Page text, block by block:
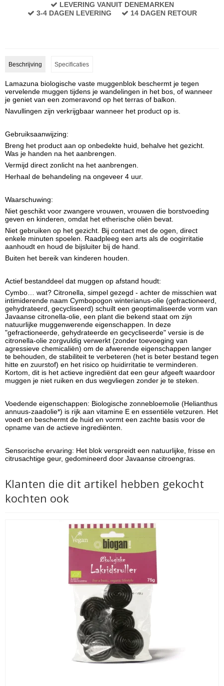
LEVERING VANUIT DENEMARKEN
3-4 DAGEN LEVERING
14 DAGEN RETOUR
Beschrijving Specificaties
Lamazuna biologische vaste muggenblok beschermt je tegen
vervelende muggen tijdens je wandelingen in het bos, of wanneer
je geniet van een zomeravond op het terras of balkon.
Navullingen zijn verkrijgbaar wanneer het product op is.
Gebruiksaanwijzing:
Breng het product aan op onbedekte huid, behalve het gezicht.
Was je handen na het aanbrengen.
Vermijd direct zonlicht na het aanbrengen.
Herhaal de behandeling na ongeveer 4 uur.
Waarschuwing:
Niet geschikt voor zwangere vrouwen, vrouwen die borstvoeding
geven en kinderen, omdat het etherische oliën bevat.
Niet gebruiken op het gezicht. Bij contact met de ogen, direct
enkele minuten spoelen. Raadpleeg een arts als de oogirritatie
aanhoudt en houd de bijsluiter bij de hand.
Buiten het bereik van kinderen houden.
Actief bestanddeel dat muggen op afstand houdt:
Cymbo… wat? Citronella, simpel gezegd - achter de misschien wat
intimiderende naam Cymbopogon winterianus-olie (gefractioneerd,
gehydrateerd, gecycliseerd) schuilt een geoptimaliseerde vorm van
Javaanse citronella-olie, een plant die bekend staat om zijn
natuurlijke muggenwerende eigenschappen. In deze
"gefractioneerde, gehydrateerde en gecycliseerde" versie is de
citronella-olie zorgvuldig verwerkt (zonder toevoeging van
agressieve chemicaliën) om de afwerende eigenschappen langer
te behouden, de stabiliteit te verbeteren (het is beter bestand tegen
hitte en zuurstof) en het risico op huidirritatie te verminderen.
Kortom, dit is het actieve ingrediënt dat een geur afgeeft waardoor
muggen je niet ruiken en dus wegvliegen zonder je te steken.
Voedende eigenschappen: Biologische zonnebloemolie (Helianthus
annuus-zaadolie*) is rijk aan vitamine E en essentiële vetzuren. Het
voedt en beschermt de huid en vormt een zachte basis voor de
opname van de actieve ingrediënten.
Sensorische ervaring: Het blok verspreidt een natuurlijke, frisse en
citrusachtige geur, gedomineerd door Javaanse citroengras.
Klanten die dit artikel hebben gekocht
kochten ook